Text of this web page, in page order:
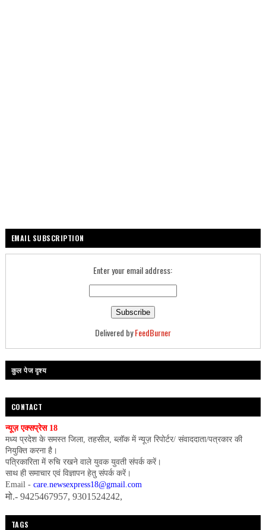
EMAIL SUBSCRIPTION
Enter your email address:
Delivered byFeedBurner
कुल पेज दृश्य
CONTACT
न्यूज़ एक्सप्रेस 18
मध्य प्रदेश के समस्त जिला, तहसील, ब्लॉक में न्यूज़ रिपोर्टर/ संवाददाता/पत्रकार की
नियुक्ति करना है।
पत्रिकारिता में रुचि रखने वाले युवक युवती संपर्क करें।
साथ ही समाचार एवं विज्ञापन हेतु संपर्क करें।
Email - care.newsexpress18@gmail.com
मो.- 9425467957, 9301524242,
TAGS